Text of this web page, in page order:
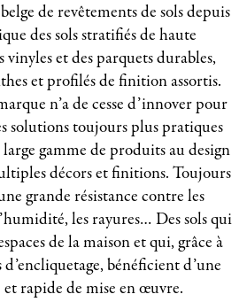
de revêtements de sols depuis
des sols stratifiés de haute
vinyles et des parquets durables,
et profilés de finition assortis.
n’a de cesse d’innover pour
solutions toujours plus pratiques
gamme de produits au design
décors et finitions. Toujours
grande résistance contre les
les rayures… Des sols qui
de la maison et qui, grâce à
d’encliquetage, bénéficient d’une
et rapide de mise en œuvre.